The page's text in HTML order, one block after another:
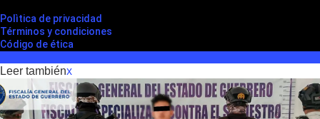
Polìtica de privacidad
Términos y condiciones
Código de ética
Leer tambiénx